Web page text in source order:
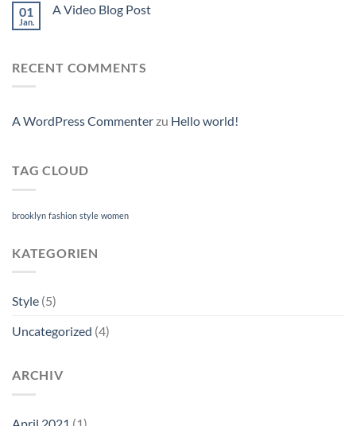
01
Jan.
A Video Blog Post
RECENT COMMENTS
A WordPress Commenterzu Hello world!
TAG CLOUD
brooklyn fashion style women
KATEGORIEN
Style (5)
Uncategorized (4)
ARCHIV